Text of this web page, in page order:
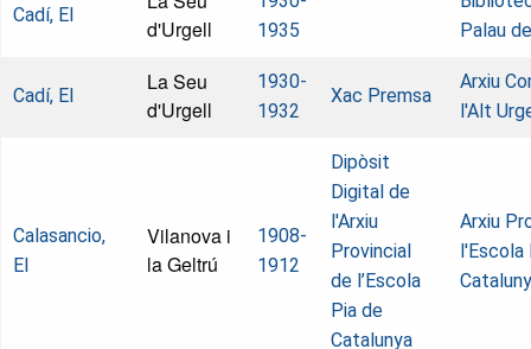
Cadí, El
d'Urgell
1935
Palau
Cadí, El
La Seu
d'Urgell
1930-
1932
Xac Premsa
Arxiu
l'Alt
Calasancio,
El
Vilanova i
la Geltrú
1908-
1912
Dipòsit
Digital de
l'Arxiu
Provincial
de l’Escola
Pia de
Catalunya
Arxiu
l'Escola